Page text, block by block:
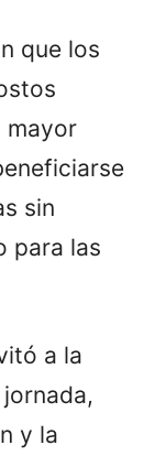
que los
mayor
sin
para las
a la
y la